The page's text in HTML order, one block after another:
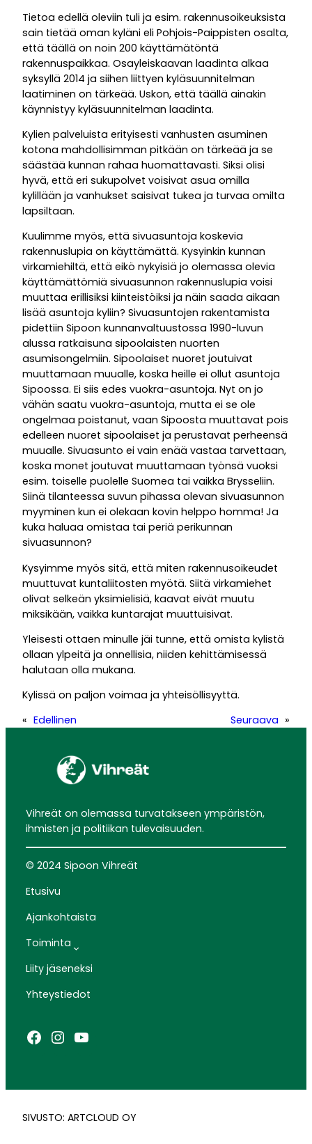
Tietoa edellä oleviin tuli ja esim. rakennusoikeuksista
sain tietää oman kyläni eli Pohjois-Paippisten osalta,
että täällä on noin 200 käyttämätöntä
rakennuspaikkaa. Osayleiskaavan laadinta alkaa
syksyllä 2014 ja siihen liittyen kyläsuunnitelman
laatiminen on tärkeää. Uskon, että täällä ainakin
käynnistyy kyläsuunnitelman laadinta.
Kylien palveluista erityisesti vanhusten asuminen
kotona mahdollisimman pitkään on tärkeää ja se
säästää kunnan rahaa huomattavasti. Siksi olisi
hyvä, että eri sukupolvet voisivat asua omilla
kylillään ja vanhukset saisivat tukea ja turvaa omilta
lapsiltaan.
Kuulimme myös, että sivuasuntoja koskevia
rakennuslupia on käyttämättä. Kysyinkin kunnan
virkamiehiltä, että eikö nykyisiä jo olemassa olevia
käyttämättömiä sivuasunnon rakennuslupia voisi
muuttaa erillisiksi kiinteistöiksi ja näin saada aikaan
lisää asuntoja kyliin? Sivuasuntojen rakentamista
pidettiin Sipoon kunnanvaltuustossa 1990-luvun
alussa ratkaisuna sipoolaisten nuorten
asumisongelmiin. Sipoolaiset nuoret joutuivat
muuttamaan muualle, koska heille ei ollut asuntoja
Sipoossa. Ei siis edes vuokra-asuntoja. Nyt on jo
vähän saatu vuokra-asuntoja, mutta ei se ole
ongelmaa poistanut, vaan Sipoosta muuttavat pois
edelleen nuoret sipoolaiset ja perustavat perheensä
muualle. Sivuasunto ei vain enää vastaa tarvettaan,
koska monet joutuvat muuttamaan työnsä vuoksi
esim. toiselle puolelle Suomea tai vaikka Brysseliin.
Siinä tilanteessa suvun pihassa olevan sivuasunnon
myyminen kun ei olekaan kovin helppo homma! Ja
kuka haluaa omistaa tai periä perikunnan
sivuasunnon?
Kysyimme myös sitä, että miten rakennusoikeudet
muuttuvat kuntaliitosten myötä. Siitä virkamiehet
olivat selkeän yksimielisiä, kaavat eivät muutu
miksikään, vaikka kuntarajat muuttuisivat.
Yleisesti ottaen minulle jäi tunne, että omista kylistä
ollaan ylpeitä ja onnellisia, niiden kehittämisessä
halutaan olla mukana.
Kylissä on paljon voimaa ja yhteisöllisyyttä.
« Edellinen Seuraava »
Vihreät on olemassa turvatakseen ympäristön,
ihmisten ja politiikan tulevaisuuden.
© 2024 Sipoon Vihreät
Etusivu
Ajankohtaista
Toiminta
Liity jäseneksi
Yhteystiedot
Facebook
Instagram
YouTube
SIVUSTO: ARTCLOUD OY